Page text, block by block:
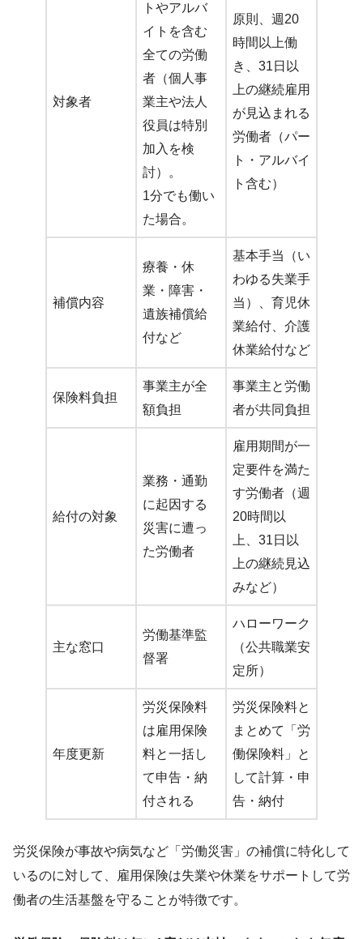
対象者
トやアルバ
イトを含む
全ての労働
者（個人事
業主や法人
役員は特別
加入を検
討）。
1分でも働い
た場合。
原則、週20
時間以上働
き、31日以
上の継続雇用
が見込まれる
労働者（パー
ト・アルバイ
ト含む）
補償内容
療養・休
業・障害・
遺族補償給
付など
基本手当（い
わゆる失業手
当）、育児休
業給付、介護
休業給付など
保険料負担
事業主が全
額負担
事業主と労働
者が共同負担
給付の対象
業務・通勤
に起因する
災害に遭っ
た労働者
雇用期間が一
定要件を満た
す労働者（週
20時間以
上、31日以
上の継続見込
みなど）
主な窓口
労働基準監
督署
ハローワーク
（公共職業安
定所）
年度更新
労災保険料
は雇用保険
料と一括し
て申告・納
付される
労災保険料と
まとめて「労
働保険料」と
して計算・申
告・納付
労災保険が事故や病気など「労働災害」の補償に特化して
いるのに対して、雇用保険は失業や休業をサポートして労
働者の生活基盤を守ることが特徴です。